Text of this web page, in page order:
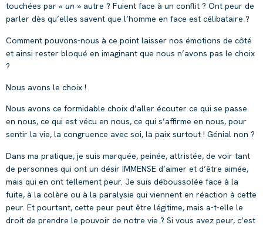
touchées par « un » autre ? Fuient face à un conflit ? Ont peur de
parler dès qu’elles savent que l’homme en face est célibataire ?
Comment pouvons-nous à ce point laisser nos émotions de côté
et ainsi rester bloqué en imaginant que nous n’avons pas le choix
?
Nous avons le choix !
Nous avons ce formidable choix d’aller écouter ce qui se passe
en nous, ce qui est vécu en nous, ce qui s’affirme en nous, pour
sentir la vie, la congruence avec soi, la paix surtout ! Génial non ?
Dans ma pratique, je suis marquée, peinée, attristée, de voir tant
de personnes qui ont un désir IMMENSE d’aimer et d’être aimée,
mais qui en ont tellement peur. Je suis déboussolée face à la
fuite, à la colère ou à la paralysie qui viennent en réaction à cette
peur. Et pourtant, cette peur peut être légitime, mais a-t-elle le
droit de prendre le pouvoir de notre vie ? Si vous avez peur, c’est